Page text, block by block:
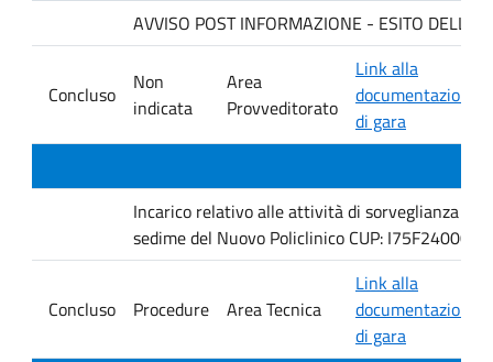
AVVISO POST INFORMAZIONE - ESITO
Concluso
Non
indicata
Area
Provveditorato
Link alla
documentazione
di gara
Incarico relativo alle attività di sorveglianza e
sedime del Nuovo Policlinico CUP:
Concluso Procedure Area Tecnica
Link alla
documentazione
di gara